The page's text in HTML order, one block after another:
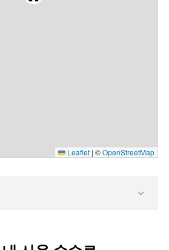
Leaflet | ©OpenStreetMap